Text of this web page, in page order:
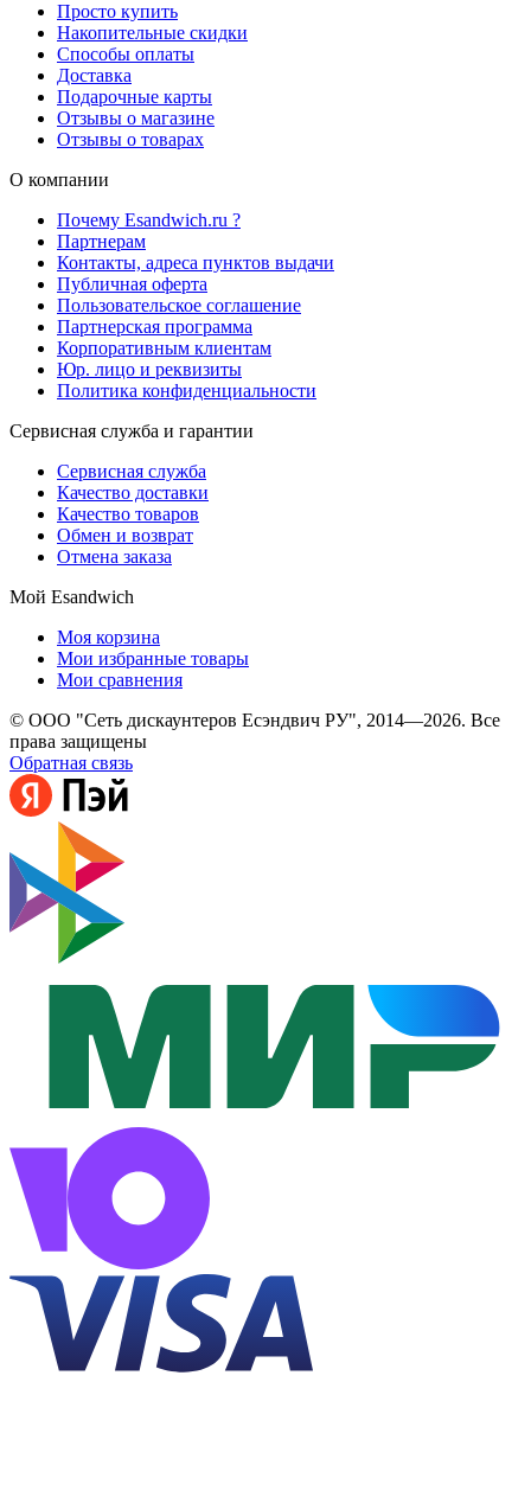
Просто купить
Накопительные скидки
Способы оплаты
Доставка
Подарочные карты
Отзывы о магазине
Отзывы о товарах
О компании
Почему Esandwich.ru ?
Партнерам
Контакты, адреса пунктов выдачи
Публичная оферта
Пользовательское соглашение
Партнерская программа
Корпоративным клиентам
Юр. лицо и реквизиты
Политика конфиденциальности
Сервисная служба и гарантии
Сервисная служба
Качество доставки
Качество товаров
Обмен и возврат
Отмена заказа
Мой Esandwich
Моя корзина
Мои избранные товары
Мои сравнения
© ООО "Сеть дискаунтеров Есэндвич РУ", 2014—2026. Все
права защищены
Обратная связь